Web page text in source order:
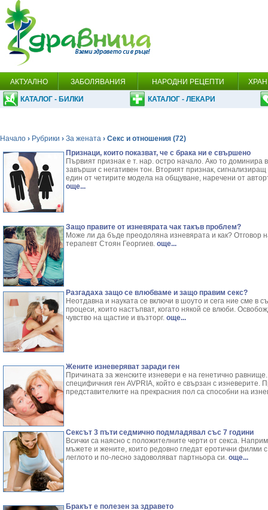
АКТУАЛНО ЗАБОЛЯВАНИЯ НАРОДНИ РЕЦЕПТИ
КАТАЛОГ - БИЛКИ КАТАЛОГ - ЛЕКАРИ
Начало › Рубрики › За жената › Секс и отношения (72)
Признаци, които показват, че с брака ни е свършено
Първият признак е т. нар. остро начало. Ако то
завърши с негативен тон. Вторият признак,
един от четирите модела на общуване, наречени от
още...
Защо правите от изневярата чак такъв проблем?
Може ли да бъде преодоляна изневярата и как? Отговор
терапевт Стоян Георгиев. още...
Разгадаха защо се влюбваме и защо правим секс?
Неотдавна и науката се включи в шоуто и сега ние сме в
процеси, които настъпват, когато някой се влюби.
чувство на щастие и възторг. още...
Жените изневеряват заради ген
Причината за женските изневери е на генетично
специфичния ген AVPRIA, който е свързан с
представителките на прекрасния пол са способни на
Сексът 3 пъти седмично подмладявал със 7 години
Всички са наясно с положителните черти от секса.
мъжете и жените, които редовно гледат еротични филми
леглото и по-лесно задоволяват партньора си. още...
Бракът е полезен за здравето